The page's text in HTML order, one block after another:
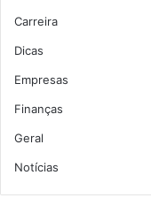
Carreira
Dicas
Empresas
Finanças
Geral
Notícias